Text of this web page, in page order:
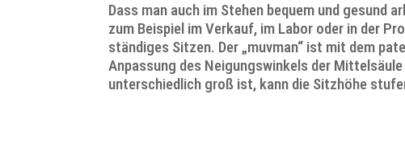
Dass man auch im Stehen bequem und gesund
zum Beispiel im Verkauf, im Labor oder in der
ständiges Sitzen. Der „muvman“ ist mit dem
Anpassung des Neigungswinkels der
unterschiedlich groß ist, kann die Sitzhöhe